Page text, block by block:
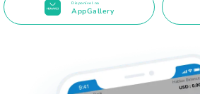
Disponível na
AppGallery